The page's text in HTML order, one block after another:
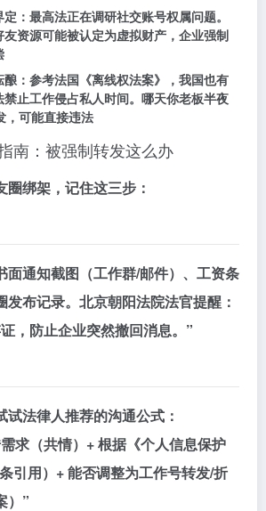
定 ：最高法正在调研社交账号权属问题。
资源可能被认定为虚拟财产，企业强制
酿 ：参考法国《离线权法案》，我国也有
止工作侵占私人时间。哪天你老板半夜
，可能直接违法
南：被强制转发这么办
绑架，记住这三步：
面通知截图 （工作群/邮件）、 工资条
发布记录。北京朝阳法院法官提醒：
，防止企业突然撤回消息。”
试法律人推荐的沟通公式：
求（共情）+ 根据《个人信息保护
引用）+ 能否调整为工作号转发/折
）”